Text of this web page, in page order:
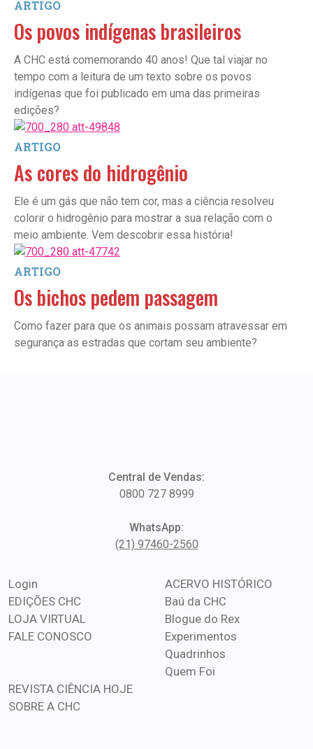
ARTIGO
Os povos indígenas brasileiros
A CHC está comemorando 40 anos! Que tal viajar no
tempo com a leitura de um texto sobre os povos
indígenas que foi publicado em uma das primeiras
edições?
ARTIGO
As cores do hidrogênio
Ele é um gás que não tem cor, mas a ciência resolveu
colorir o hidrogênio para mostrar a sua relação com o
meio ambiente. Vem descobrir essa história!
ARTIGO
Os bichos pedem passagem
Como fazer para que os animais possam atravessar em
segurança as estradas que cortam seu ambiente?
Central de Vendas:
0800 727 8999
WhatsApp:
(21) 97460-2560
Login
EDIÇÕES CHC
LOJA VIRTUAL
FALE CONOSCO
ACERVO HISTÓRICO
Baú da CHC
Blogue do Rex
Experimentos
Quadrinhos
Quem Foi
REVISTA CIÊNCIA HOJE
SOBRE A CHC